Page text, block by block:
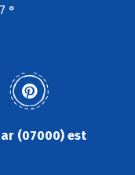
°
(07000) est